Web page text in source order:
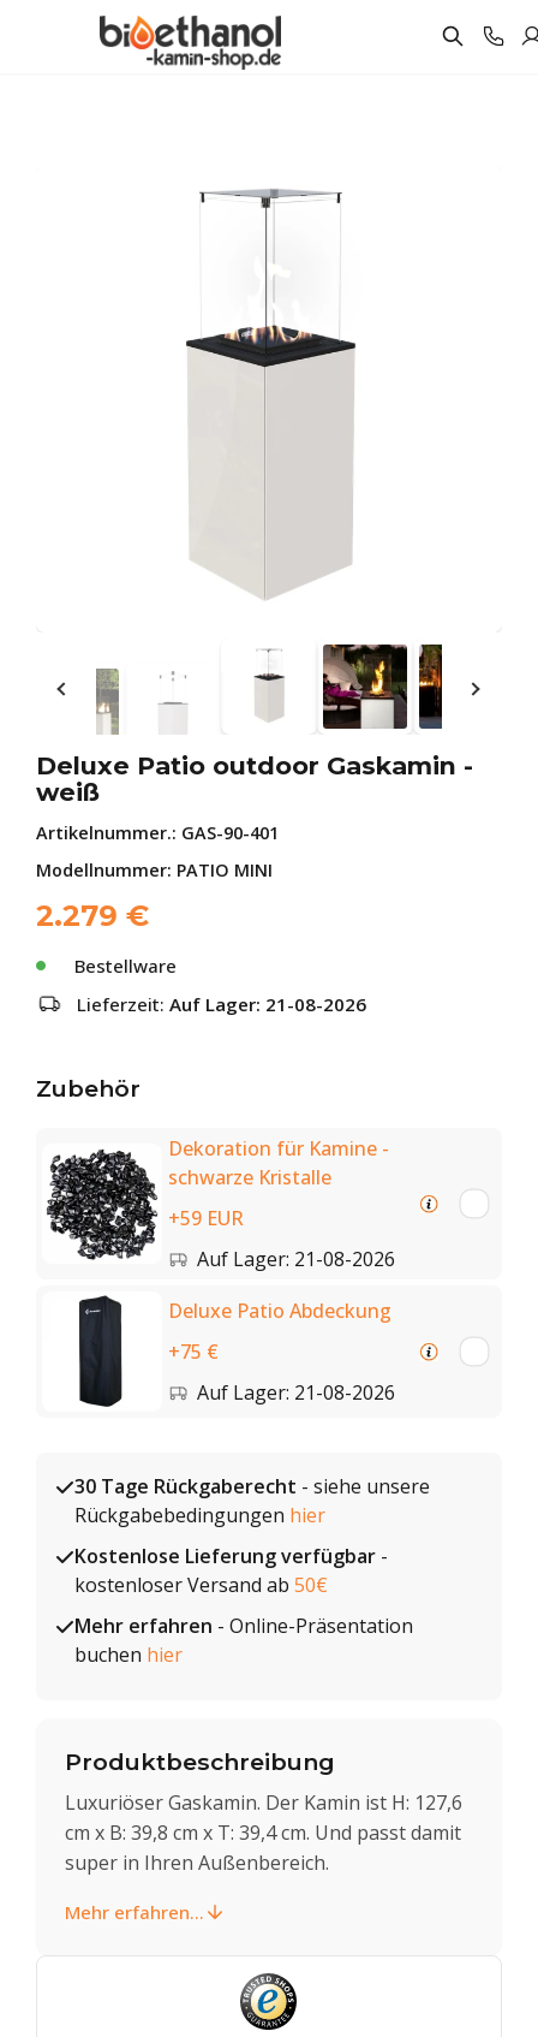
Deluxe Patio outdoor Gaskamin -
weiß
Artikelnummer.: GAS-90-401
Modellnummer: PATIO MINI
2.279 €
Bestellware
Lieferzeit: Auf Lager: 21-08-2026
Zubehör
Dekoration für Kamine -
schwarze Kristalle
+59 EUR
Auf Lager: 21-08-2026
Deluxe Patio Abdeckung
+75 €
Auf Lager: 21-08-2026
30 Tage Rückgaberecht - siehe unsere
Rückgabebedingungen hier
Kostenlose Lieferung verfügbar -
kostenloser Versand ab 50€
Mehr erfahren - Online-Präsentation
buchen hier
Produktbeschreibung
Luxuriöser Gaskamin. Der Kamin ist H: 127,6
cm x B: 39,8 cm x T: 39,4 cm. Und passt damit
super in Ihren Außenbereich.
Mehr erfahren...